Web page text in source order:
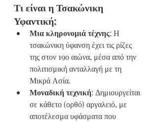
Τι είναι η Τσακώνικη
Υφαντική;
Μια κληρονομιά τέχνης: Η
τσακώνικη ύφανση έχει τις ρίζες
της στον 19ο αιώνα, μέσα από την
πολιτισμική ανταλλαγή με τη
Μικρά Ασία.
Μοναδική τεχνική: Δημιουργείται
σε κάθετο (ορθό) αργαλειό, με
αποτέλεσμα υφάσματα που